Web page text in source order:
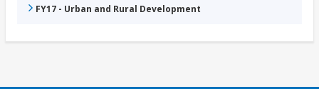
FY17 - Urban and Rural Development